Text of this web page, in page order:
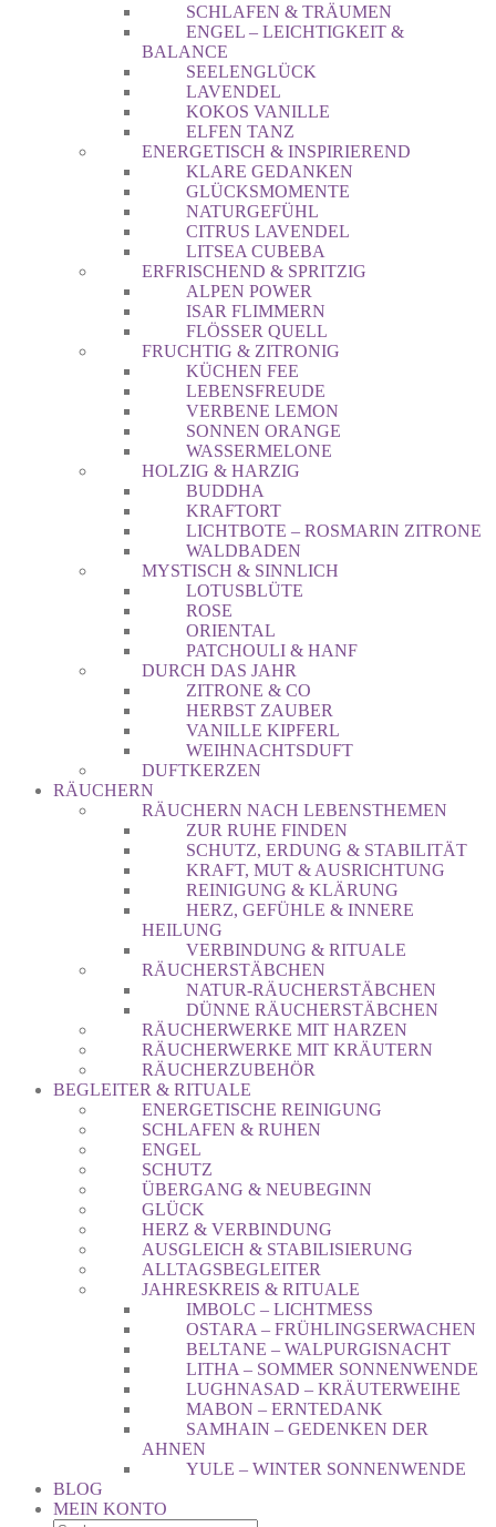
SCHLAFEN & TRÄUMEN
ENGEL – LEICHTIGKEIT &
BALANCE
SEELENGLÜCK
LAVENDEL
KOKOS VANILLE
ELFEN TANZ
ENERGETISCH & INSPIRIEREND
KLARE GEDANKEN
GLÜCKSMOMENTE
NATURGEFÜHL
CITRUS LAVENDEL
LITSEA CUBEBA
ERFRISCHEND & SPRITZIG
ALPEN POWER
ISAR FLIMMERN
FLÖSSER QUELL
FRUCHTIG & ZITRONIG
KÜCHEN FEE
LEBENSFREUDE
VERBENE LEMON
SONNEN ORANGE
WASSERMELONE
HOLZIG & HARZIG
BUDDHA
KRAFTORT
LICHTBOTE – ROSMARIN ZITRONE
WALDBADEN
MYSTISCH & SINNLICH
LOTUSBLÜTE
ROSE
ORIENTAL
PATCHOULI & HANF
DURCH DAS JAHR
ZITRONE & CO
HERBST ZAUBER
VANILLE KIPFERL
WEIHNACHTSDUFT
DUFTKERZEN
RÄUCHERN
RÄUCHERN NACH LEBENSTHEMEN
ZUR RUHE FINDEN
SCHUTZ, ERDUNG & STABILITÄT
KRAFT, MUT & AUSRICHTUNG
REINIGUNG & KLÄRUNG
HERZ, GEFÜHLE & INNERE
HEILUNG
VERBINDUNG & RITUALE
RÄUCHERSTÄBCHEN
NATUR-RÄUCHERSTÄBCHEN
DÜNNE RÄUCHERSTÄBCHEN
RÄUCHERWERKE MIT HARZEN
RÄUCHERWERKE MIT KRÄUTERN
RÄUCHERZUBEHÖR
BEGLEITER & RITUALE
ENERGETISCHE REINIGUNG
SCHLAFEN & RUHEN
ENGEL
SCHUTZ
ÜBERGANG & NEUBEGINN
GLÜCK
HERZ & VERBINDUNG
AUSGLEICH & STABILISIERUNG
ALLTAGSBEGLEITER
JAHRESKREIS & RITUALE
IMBOLC – LICHTMESS
OSTARA – FRÜHLINGSERWACHEN
BELTANE – WALPURGISNACHT
LITHA – SOMMER SONNENWENDE
LUGHNASAD – KRÄUTERWEIHE
MABON – ERNTEDANK
SAMHAIN – GEDENKEN DER
AHNEN
YULE – WINTER SONNENWENDE
BLOG
MEIN KONTO